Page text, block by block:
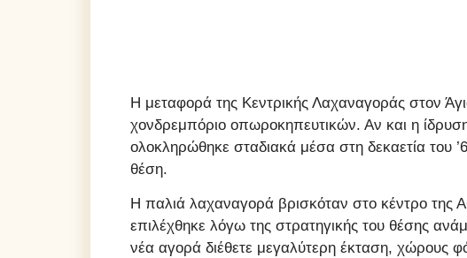
Η μεταφορά της Κεντρικής Λαχαναγοράς στον
χονδρεμπόριο οπωροκηπευτικών. Αν και η
ολοκληρώθηκε σταδιακά μέσα στη δεκαετία του
θέση.
Η παλιά λαχαναγορά βρισκόταν στο κέντρο της
επιλέχθηκε λόγω της στρατηγικής του θέσης
νέα αγορά διέθετε μεγαλύτερη έκταση, χώρους